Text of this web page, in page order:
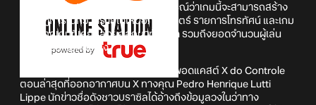
ประกาศไว้ล่าสุดครับ โดยมีการคาดการณ์ว่าเกมนี้จะสามารถสร้าง
ปรากฏการณ์กวาดรายได้เหนือภาพยนตร์ รายการโทรทัศน์ และเกม
อื่น ๆ ทุกเกมที่เคยปล่อยออกมาทั้งหมด รวมถึงยอดจำนวนผู้เล่น
ภายในเวลาไม่กี่ชั่วโมง
อย่างไรก็ตาม เมื่อเร็ว ๆ นี้ได้มีรายการพอดแคสต์ X do Controle
ตอนล่าสุดที่ออกอากาศบน X ทางคุณ Pedro Henrique Lutti
Lippe นักข่าวชื่อดังชาวบราซิลได้อ้างถึงข้อมูลวงในว่าทาง